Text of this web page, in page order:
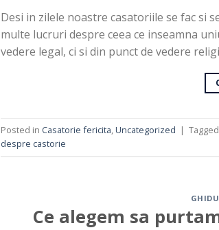
Desi in zilele noastre casatoriile se fac si
multe lucruri despre ceea ce inseamna
vedere legal, ci si din punct de vedere
Posted in Casatorie fericita,Uncategorized | Tagged
despre castorie
Ce alegem sa